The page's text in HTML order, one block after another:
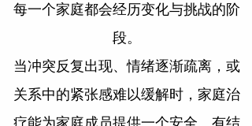
每一个家庭都会经历变化与挑战的阶
段。
当冲突反复出现、情绪逐渐疏离，或
关系中的紧张感难以缓解时，家庭治